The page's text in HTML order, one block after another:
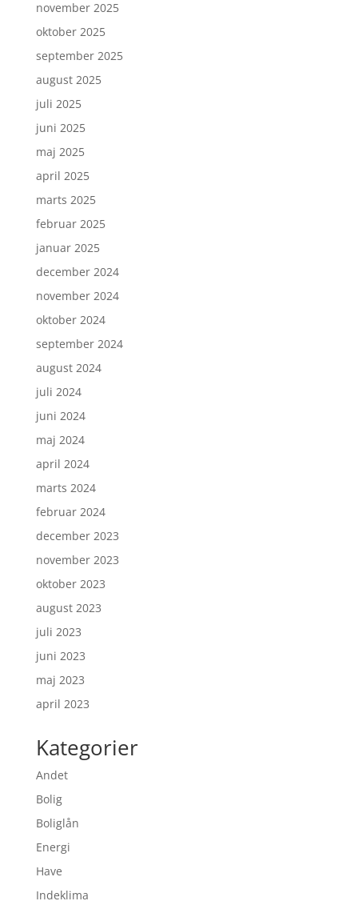
november 2025
oktober 2025
september 2025
august 2025
juli 2025
juni 2025
maj 2025
april 2025
marts 2025
februar 2025
januar 2025
december 2024
november 2024
oktober 2024
september 2024
august 2024
juli 2024
juni 2024
maj 2024
april 2024
marts 2024
februar 2024
december 2023
november 2023
oktober 2023
august 2023
juli 2023
juni 2023
maj 2023
april 2023
Kategorier
Andet
Bolig
Boliglån
Energi
Have
Indeklima